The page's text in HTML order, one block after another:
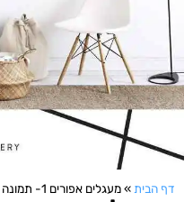
דף הבית »מעגלים אפורים 1- תמונה לסלון